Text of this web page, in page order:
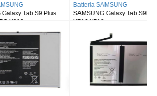
S9 Plus
Batteria SAMSUNG
SAMSUNG Galaxy Tab S9FE X510
X516 X518